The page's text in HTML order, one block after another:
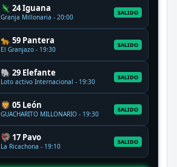
🦎 24 Iguana
Granja Millonaria - 20:00
SALIDO
🐆 59 Pantera
El Granjazo - 19:30
SALIDO
🐘 29 Elefante
Loto activo Internacional - 19:30
SALIDO
🦁 05 León
GUACHARITO MILLONARIO - 19:30
SALIDO
🦃 17 Pavo
La Ricachona - 19:10
SALIDO